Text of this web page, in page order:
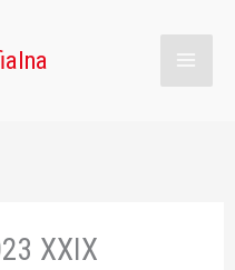
Main
XXIX